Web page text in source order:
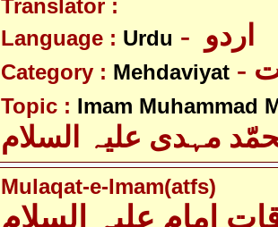
Translator :
Language : Urdu
Category : Mehdaviyat
Topic : Imam Muhammad
مہدی علیہ السلام
Mulaqat-e-Imam(atfs)
امام علیہ السلام